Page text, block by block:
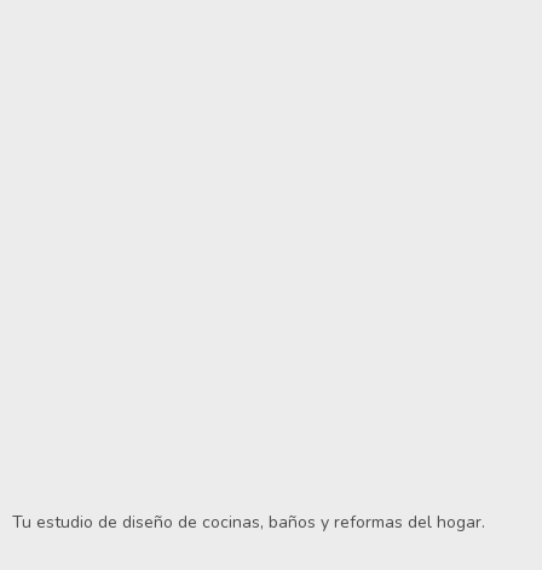
Tu estudio de diseño de cocinas, baños y reformas del hogar.